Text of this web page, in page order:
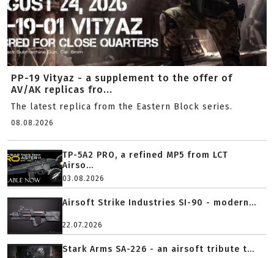
PP-19 Vityaz - a supplement to the offer of
AV/AK replicas fro...
The latest replica from the Eastern Block series.
08.08.2026
TP-5A2 PRO, a refined MP5 from LCT
Airso...
03.08.2026
Airsoft Strike Industries SI-90 - modern...
22.07.2026
Stark Arms SA-226 - an airsoft tribute t...